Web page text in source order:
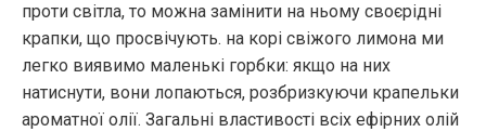
проти світла, то можна замінити на ньому своєрідні
крапки, що просвічують. на корі свіжого лимона ми
легко виявимо маленькі горбки: якщо на них
натиснути, вони лопаються, розбризкуючи крапельки
ароматної олії. Загальні властивості всіх ефірних олій